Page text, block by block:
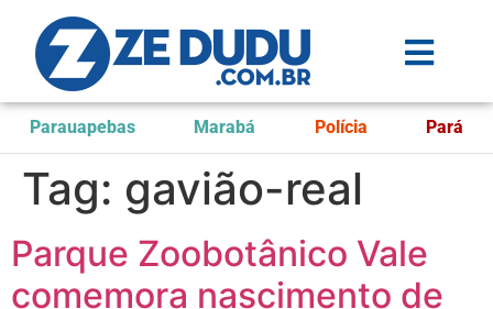
Parauapebas Marabá Polícia Pará
Tag: gavião-real
Parque Zoobotânico Vale
comemora nascimento de